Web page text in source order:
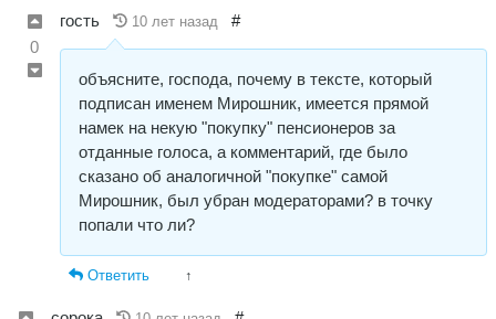
0
гость 10 лет назад #
объясните, господа, почему в тексте, который
подписан именем Мирошник, имеется прямой
намек на некую "покупку" пенсионеров за
отданные голоса, а комментарий, где было
сказано об аналогичной "покупке" самой
Мирошник, был убран модераторами? в точку
попали что ли?
Ответить ↑